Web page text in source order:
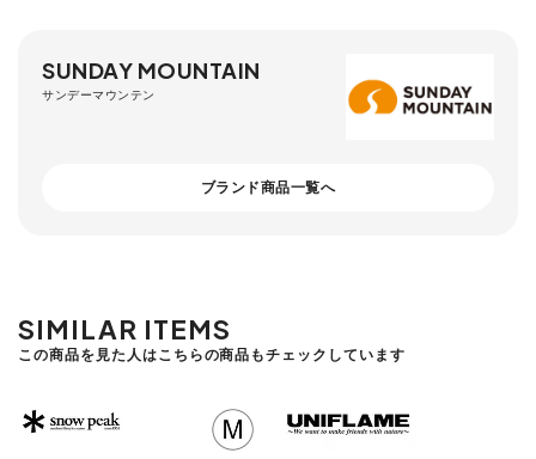
SUNDAY MOUNTAIN
サンデーマウンテン
ブランド商品一覧へ
SIMILAR ITEMS
この商品を見た人はこちらの商品もチェックしています